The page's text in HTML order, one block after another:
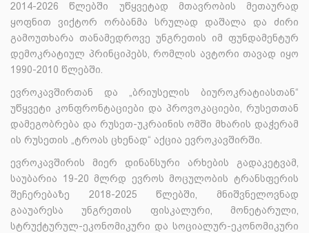
2014-2026 წლებში უწყვეტად მთავრობის მეთაურად
ყოფნით ვიქტორ ორბანმა სრულად დაშალა და ძირი
გამოუთხარა თანამედროვე უნგრეთის იმ ფუნდამენტურ
დემოკრატიულ პრინციპებს, რომლის ავტორი თავად იყო
1990-2010 წლებში.
ევროკავშირთან და „ბრიუსელის ბიუროკრატიასთან“
უწყვეტი კონფრონტაციები და პროვოკაციები, რუსეთთან
დამეგობრება და რუსეთ-უკრაინის ომში მხარის დაჭერამ
ის რუსეთის „ტროას ცხენად“ აქცია ევროკავშირში.
ევროკავშირის მიერ დინანსური არხების გადაკეტვამ,
საუბარია 19-20 მლრდ ევროს მოცულობის ტრანსფერის
შეჩერებაზე 2018-2025 წლებში, მნიშვნელოვნად
გააუარესა უნგრეთის ფისკალური, მონეტარული,
სტრუქტურულ-ეკონომიკური და სოციალურ-ეკონომიკური